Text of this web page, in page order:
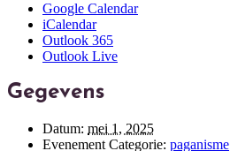
Google Calendar
iCalendar
Outlook 365
Outlook Live
Gegevens
Datum: mei 1, 2025
Evenement Categorie: paganisme